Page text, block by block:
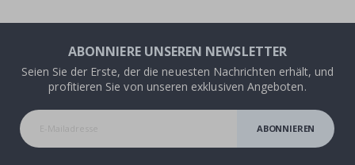
ABONNIERE UNSEREN NEWSLETTER
Seien Sie der Erste, der die neuesten Nachrichten erhält, und
profitieren Sie von unseren exklusiven Angeboten.
ABONNIEREN